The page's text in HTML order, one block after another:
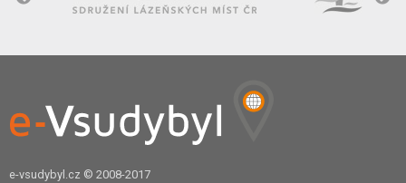
e-vsudybyl.cz © 2008-2017